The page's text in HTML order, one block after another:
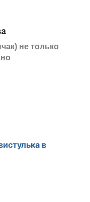
не только